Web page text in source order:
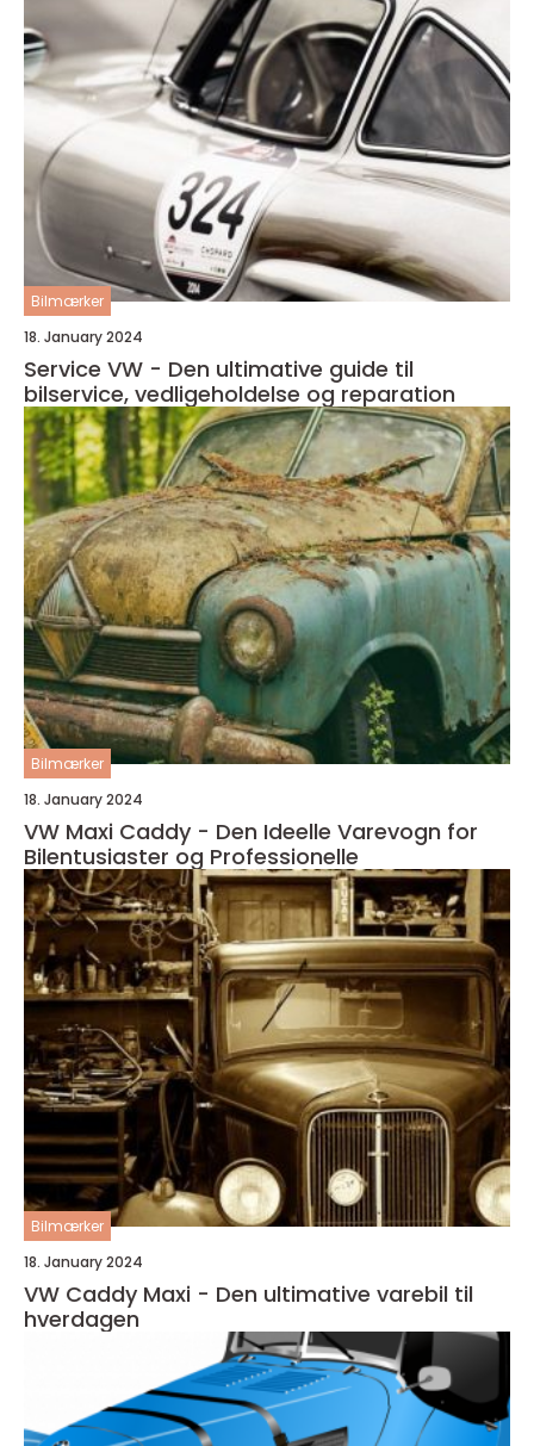
Bilmærker
18. January 2024
Service VW - Den ultimative guide til
bilservice, vedligeholdelse og reparation
Bilmærker
18. January 2024
VW Maxi Caddy - Den Ideelle Varevogn for
Bilentusiaster og Professionelle
Bilmærker
18. January 2024
VW Caddy Maxi - Den ultimative varebil til
hverdagen